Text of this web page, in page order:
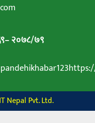
–२०७८/७९
Nepal Pvt. Ltd.